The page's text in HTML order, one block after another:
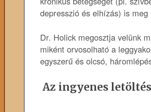
depresszió és elhízás) is
Dr. Holick megosztja velünk
miként orvosolható a
egyszerű és olcsó,
Az ingyenes